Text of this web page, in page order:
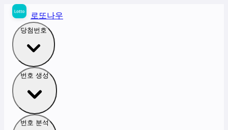
로또나우
당첨번호
번호 생성
번호 분석